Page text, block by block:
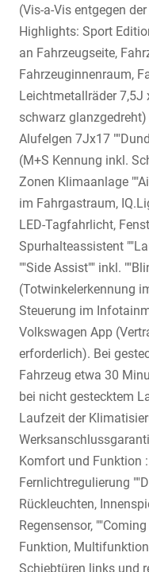
(Vis-a-Vis entgegen
Highlights: Sport
an Fahrzeugseite,
Fahrzeuginnenraum,
Leichtmetallräder 7,5J
schwarz
Alufelgen 7Jx17
(M+S Kennung inkl.
Zonen Klimaanlage
im Fahrgastraum,
LED-Tagfahrlicht,
Spurhalteassistent
""Side Assist"" inkl.
(Totwinkelerkennung
Steuerung im
Volkswagen App
erforderlich). Bei
Fahrzeug etwa 30
bei nicht gestecktem
Laufzeit der
Komfort und Funktion
Fernlichtregulierung
Rückleuchten,
Regensensor,
Funktion,
Schiebtüren links und